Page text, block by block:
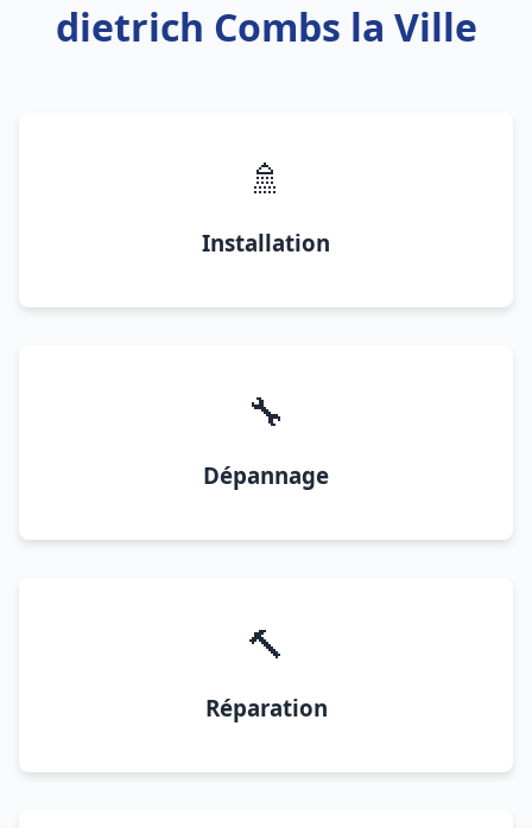
dietrich Combs la Ville
🚿
Installation
🔧
Dépannage
🔨
Réparation